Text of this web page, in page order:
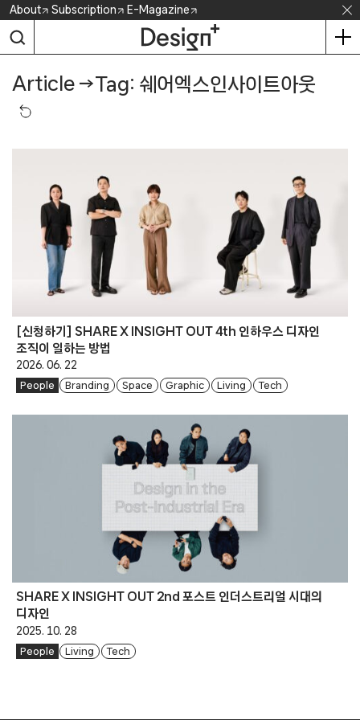
Skip
content
About Subscription E-Magazine
Article →Tag: 쉐어엑스인사이트아웃
[신청하기] SHARE X INSIGHT OUT 4th 인하우스 디자인
조직이 일하는 방법
2026. 06. 22
People Branding Space Graphic Living Tech
SHARE X INSIGHT OUT 2nd 포스트 인더스트리얼 시대의
디자인
2025. 10. 28
People Living Tech